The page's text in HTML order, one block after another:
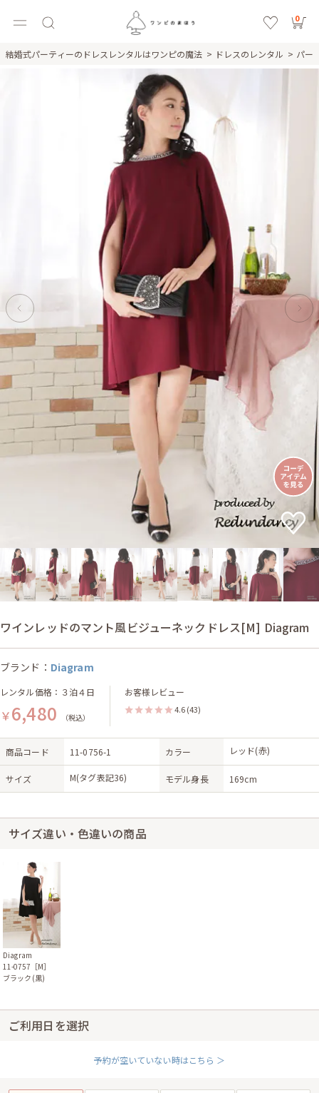
0
結婚式パーティーのドレスレンタルはワンピの魔法 ドレスのレンタル パー
ワインレッドのマント風ビジューネックドレス[M] Diagram
ブランド： Diagram
レンタル価格：３泊４日
￥6,480 （税込）
お客様レビュー
4.6 (43)
商品コード 11-0756-1 カラー レッド(赤)
サイズ M(タグ表記36) モデル身長 169cm
サイズ違い・色違いの商品
Diagram
11-0757［M］
ブラック(黒)
ご利用日を選択
予約が空いていない時はこちら ＞